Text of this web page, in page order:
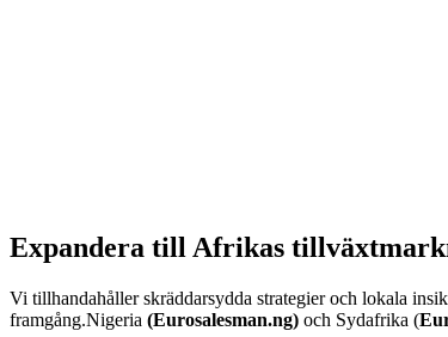
Expandera till Afrikas
Vi tillhandahåller skräddarsydda strategier och lokala
framgång.Nigeria (Eurosalesman.ng) och Sydafrika (